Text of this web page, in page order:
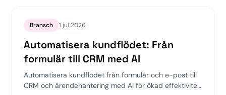
Bransch 1 jul 2026
Automatisera kundflödet: Från
formulär till CRM med AI
Automatisera kundflödet från formulär och e-post till
CRM och ärendehantering med AI för ökad effektivitet